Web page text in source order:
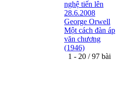
nghệ tiến lên
28.6.2008
George Orwell
Một cách đàn áp
văn chương
(1946)
1 - 20 / 97 bài